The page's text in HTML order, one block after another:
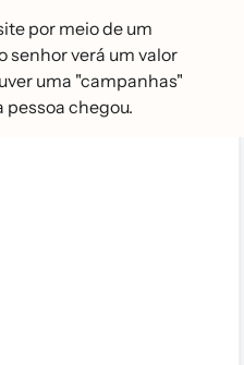
por meio de um
senhor verá um valor
uma "campanhas"
pessoa chegou.